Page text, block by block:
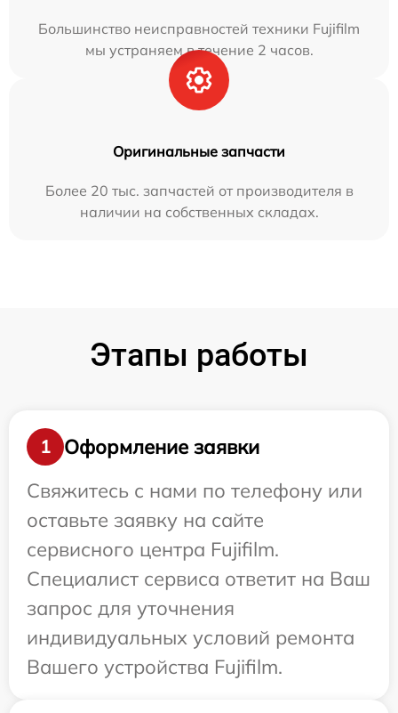
Большинство неисправностей техники Fujifilm
мы устраняем в течение 2 часов.
Оригинальные запчасти
Более 20 тыс. запчастей от производителя в
наличии на собственных складах.
Этапы работы
1
Оформление заявки
Свяжитесь с нами по телефону или
оставьте заявку на сайте
сервисного центра Fujifilm.
Специалист сервиса ответит на Ваш
запрос для уточнения
индивидуальных условий ремонта
Вашего устройства Fujifilm.